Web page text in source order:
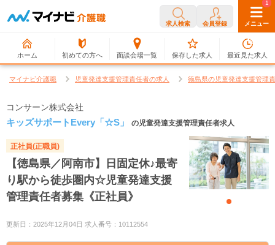
求人検索 会員登録 メニュー
ホーム 初めての方へ 面談会場一覧
0
保存した求人
1
最近見た求人
マイナビ介護職 児童発達支援管理責任者の求人 徳島県の児童発達支援管理
コンサーン株式会社
キッズサポートEvery「☆S」 の児童発達支援管理責任者求人
正社員(正職員)
【徳島県／阿南市】日固定休♪最寄
り駅から徒歩圏内☆児童発達支援
管理責任者募集《正社員》
更新日：2025年12月04日 求人番号：10112554